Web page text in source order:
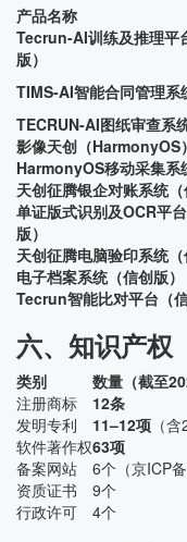
产品名称
Tecrun-AI训练及推理平
版）
TIMS-AI智能合同管理系
TECRUN-AI图纸审查系
影像天创（HarmonyOS
HarmonyOS移动采集系
天创征腾银企对账系统（
单证版式识别及OCR平
版）
天创征腾电脑验印系统（
电子档案系统（信创版）
Tecrun智能比对平台（信
六、知识产权
类别
数量（截至
注册商标
12条
发明专利
11–12项 （
软件著作权63项
备案网站
6个（京ICP
资质证书
9个
行政许可
4个